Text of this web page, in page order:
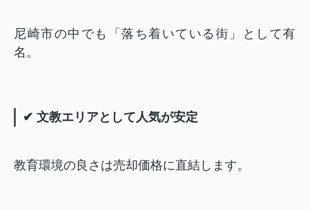
尼崎市の中でも「落ち着いている街」として有
名。
✔ 文教エリアとして人気が安定
教育環境の良さは売却価格に直結します。